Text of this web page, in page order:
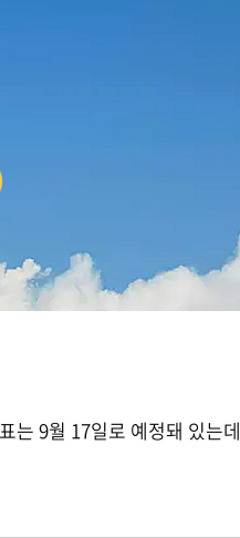
는 9월 17일로 예정돼 있는데